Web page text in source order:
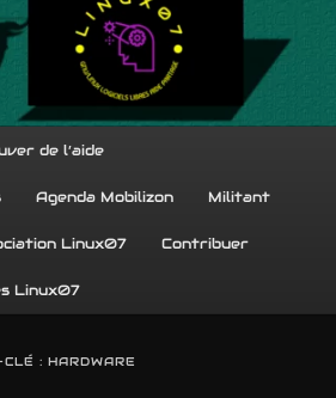
de l’aide
Agenda Mobilizon Militant
Linux07 Contribuer
Linux07
CLÉ :HARDWARE